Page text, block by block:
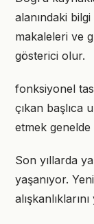
alanındaki
makaleleri ve
gösterici olur.
fonksiyonel
çıkan başlıca
etmek
Son yıllarda
yaşanıyor.